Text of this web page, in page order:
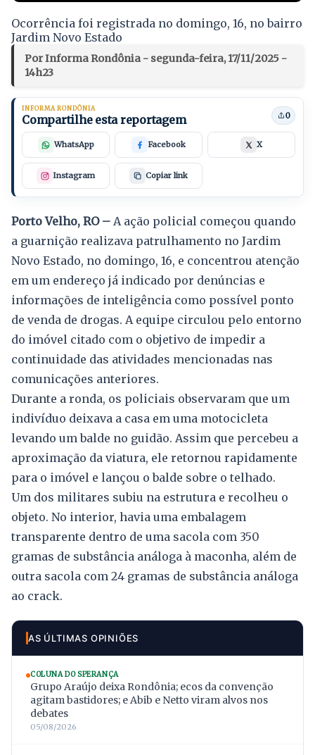
Ocorrência foi registrada no domingo, 16, no bairro
Jardim Novo Estado
Por Informa Rondônia - segunda-feira, 17/11/2025 -
14h23
INFORMA RONDÔNIA
Compartilhe esta reportagem 0
WhatsApp Facebook X
Instagram Copiar link
Porto Velho, RO – A ação policial começou quando
a guarnição realizava patrulhamento no Jardim
Novo Estado, no domingo, 16, e concentrou atenção
em um endereço já indicado por denúncias e
informações de inteligência como possível ponto
de venda de drogas. A equipe circulou pelo entorno
do imóvel citado com o objetivo de impedir a
continuidade das atividades mencionadas nas
comunicações anteriores.
Durante a ronda, os policiais observaram que um
indivíduo deixava a casa em uma motocicleta
levando um balde no guidão. Assim que percebeu a
aproximação da viatura, ele retornou rapidamente
para o imóvel e lançou o balde sobre o telhado.
Um dos militares subiu na estrutura e recolheu o
objeto. No interior, havia uma embalagem
transparente dentro de uma sacola com 350
gramas de substância análoga à maconha, além de
outra sacola com 24 gramas de substância análoga
ao crack.
AS ÚLTIMAS OPINIÕES
COLUNA DO SPERANÇA
Grupo Araújo deixa Rondônia; ecos da convenção
agitam bastidores; e Abib e Netto viram alvos nos
debates
05/08/2026